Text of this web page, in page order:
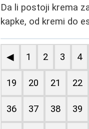
Da li postoji krema
kapke, od kremi do
◀ 1 2 3 4
19 20 21 22
36 37 38 39